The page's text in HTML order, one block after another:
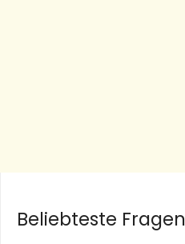
Beliebteste Fragen